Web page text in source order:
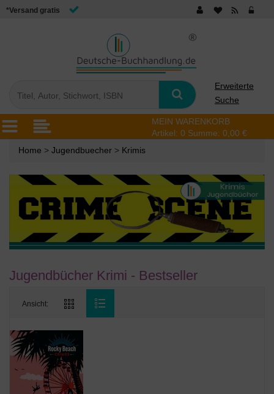
*Versand gratis
Erweiterte
Suche
MEIN WARENKORB
Artikel: 0 Summe: 0,00 €
Home > Jugendbuecher > Krimis
Jugendbücher Krimi - Bestseller
Ansicht: